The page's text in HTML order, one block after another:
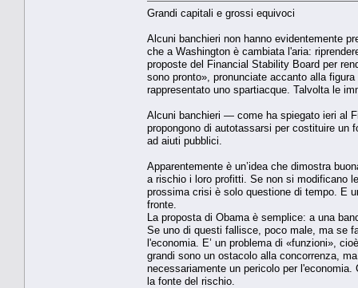
Grandi capitali e grossi equivoci
Alcuni banchieri non hanno evidentemente
che a Washington è cambiata l'aria:
proposte del Financial Stability Board per
sono pronto», pronunciate accanto alla
rappresentato uno spartiacque. Talvolta le
Alcuni banchieri — come ha spiegato ieri al
propongono di autotassarsi per costituire un
ad aiuti pubblici.
Apparentemente è un’idea che dimostra
a rischio i loro profitti. Se non si modificano
prossima crisi è solo questione di tempo. E
fronte.
La proposta di Obama è semplice: a una
Se uno di questi fallisce, poco male, ma se
l'economia. E’ un problema di «funzioni»,
grandi sono un ostacolo alla concorrenza,
necessariamente un pericolo per
la fonte del rischio.